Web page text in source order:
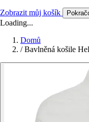
Zobrazit můj košík
Loading...
Domů
/ Bavlněná košile